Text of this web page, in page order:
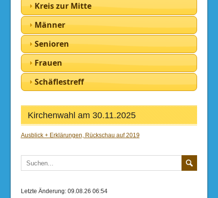
Kreis zur Mitte
Männer
Senioren
Frauen
Schäflestreff
Kirchenwahl am 30.11.2025
Ausblick + Erklärungen, Rückschau auf 2019
Letzte Änderung: 09.08.26 06:54